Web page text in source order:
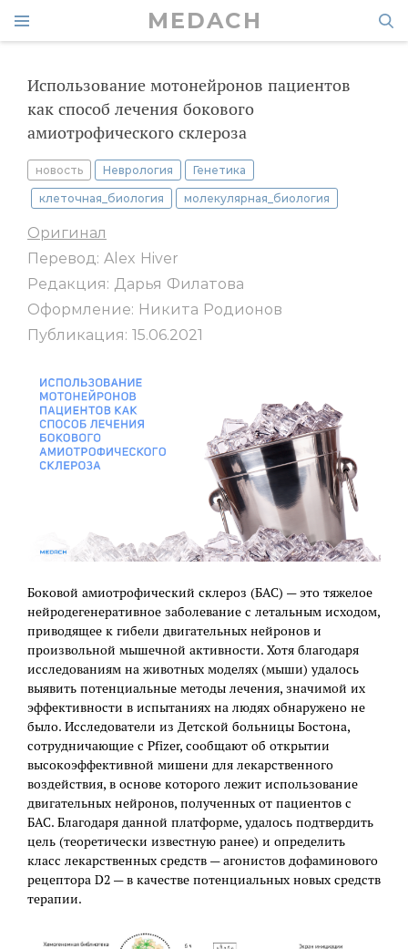
MEDACH
Использование мотонейронов пациентов
как способ лечения бокового
амиотрофического склероза
новость Неврология Генетика
клеточная_биология молекулярная_биология
Оригинал
Перевод: Alex Hiver
Редакция: Дарья Филатова
Оформление: Никита Родионов
Публикация: 15.06.2021
Боковой амиотрофический склероз (БАС) — это тяжелое
нейродегенеративное заболевание с летальным исходом,
приводящее к гибели двигательных нейронов и
произвольной мышечной активности. Хотя благодаря
исследованиям на животных моделях (мыши) удалось
выявить потенциальные методы лечения, значимой их
эффективности в испытаниях на людях обнаружено не
было. Исследователи из Детской больницы Бостона,
сотрудничающие с Pfizer, сообщают об открытии
высокоэффективной мишени для лекарственного
воздействия, в основе которого лежит использование
двигательных нейронов, полученных от пациентов с
БАС. Благодаря данной платформе, удалось подтвердить
цель (теоретически известную ранее) и определить
класс лекарственных средств — агонистов дофаминового
рецептора D2 — в качестве потенциальных новых средств
терапии.